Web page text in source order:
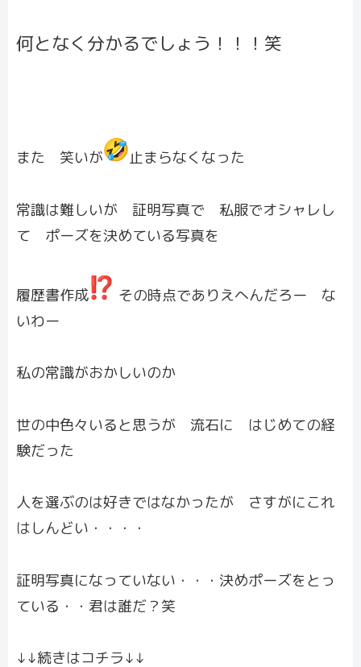
何となく分かるでしょう！！！笑
また 笑いが 止まらなくなった
常識は難しいが 証明写真で 私服でオシャレし
て ポーズを決めている写真を
履歴書作成 その時点でありえへんだろー な
いわー
私の常識がおかしいのか
世の中色々いると思うが 流石に はじめての経
験だった
人を選ぶのは好きではなかったが さすがにこれ
はしんどい・・・・
証明写真になっていない・・・決めポーズをとっ
ている・・君は誰だ？笑
↓↓続きはコチラ↓↓